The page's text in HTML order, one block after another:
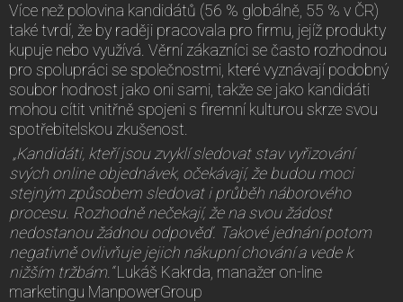
Více než polovina kandidátů (56 % globálně, 55 % v ČR)
také tvrdí, že by raději pracovala pro firmu, jejíž produkty
kupuje nebo využívá. Věrní zákazníci se často rozhodnou
pro spolupráci se společnostmi, které vyznávají podobný
soubor hodnost jako oni sami, takže se jako kandidáti
mohou cítit vnitřně spojeni s firemní kulturou skrze svou
spotřebitelskou zkušenost.
„Kandidáti, kteří jsou zvyklí sledovat stav vyřizování
svých online objednávek, očekávají, že budou moci
stejným způsobem sledovat i průběh náborového
procesu. Rozhodně nečekají, že na svou žádost
nedostanou žádnou odpověď. Takové jednání potom
negativně ovlivňuje jejich nákupní chování a vede k
nižším tržbám.“Lukáš Kakrda, manažer on-line
marketingu ManpowerGroup